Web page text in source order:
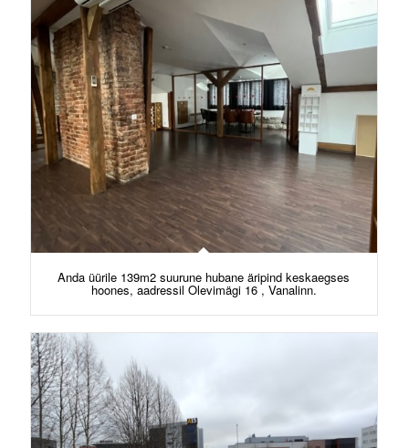
Anda üürile 139m2 suurune hubane äripind keskaegses
hoones, aadressil Olevimägi 16 , Vanalinn.